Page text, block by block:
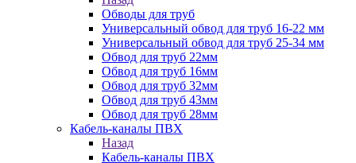
Обводы для труб
Универсальный обвод для труб 16-22 мм
Универсальный обвод для труб 25-34 мм
Обвод для труб 22мм
Обвод для труб 16мм
Обвод для труб 32мм
Обвод для труб 43мм
Обвод для труб 28мм
Кабель-каналы ПВХ
Назад
Кабель-каналы ПВХ